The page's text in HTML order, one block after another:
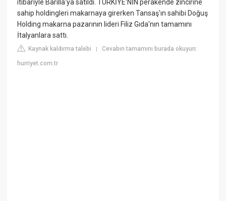
itibariyle Barilla'ya satıldı. TÜRKİYE'NİN perakende zincirine
sahip holdingleri makarnaya girerken Tansaş'ın sahibi Doğuş
Holding makarna pazarının lideri Filiz Gıda'nın tamamını
İtalyanlara sattı.
Kaynak kaldırma talebi |Cevabın tamamını burada okuyun:
hurriyet.com.tr